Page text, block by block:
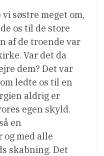
søstre meget om,
os til de store
af de troende var
Var det da
dem? Det var
ledte os til en
aldrig er
egen skyld.
en
med alle
skabning. Det